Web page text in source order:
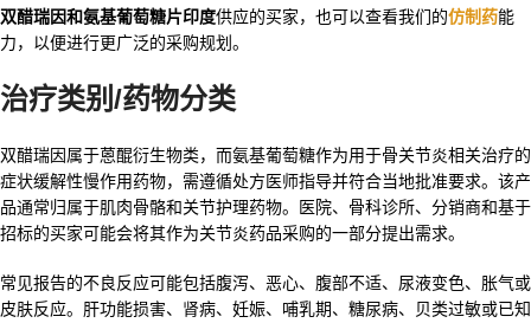
双醋瑞因和氨基葡萄糖片印度供应的买家，也可以查看我们的仿制药能
力，以便进行更广泛的采购规划。
治疗类别/药物分类
双醋瑞因属于蒽醌衍生物类，而氨基葡萄糖作为用于骨关节炎相关治疗的
症状缓解性慢作用药物，需遵循处方医师指导并符合当地批准要求。该产
品通常归属于肌肉骨骼和关节护理药物。医院、骨科诊所、分销商和基于
招标的买家可能会将其作为关节炎药品采购的一部分提出需求。
常见报告的不良反应可能包括腹泻、恶心、腹部不适、尿液变色、胀气或
皮肤反应。肝功能损害、肾病、妊娠、哺乳期、糖尿病、贝类过敏或已知